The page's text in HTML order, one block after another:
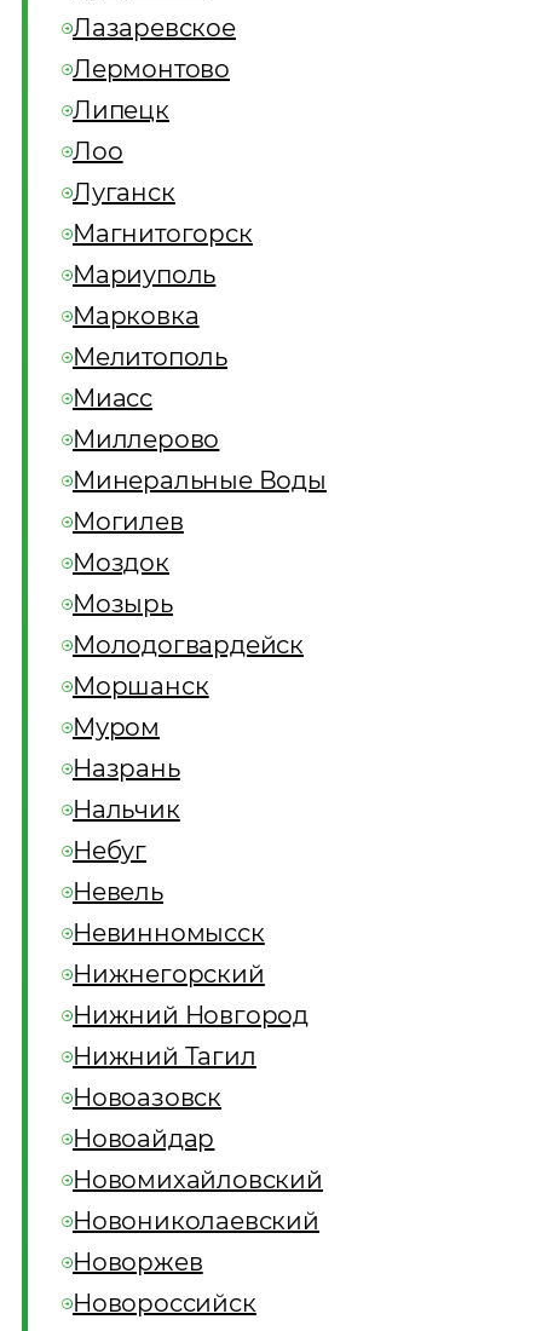
Лазаревское
Лермонтово
Липецк
Лоо
Луганск
Магнитогорск
Мариуполь
Марковка
Мелитополь
Миасс
Миллерово
Минеральные Воды
Могилев
Моздок
Мозырь
Молодогвардейск
Моршанск
Муром
Назрань
Нальчик
Небуг
Невель
Невинномысск
Нижнегорский
Нижний Новгород
Нижний Тагил
Новоазовск
Новоайдар
Новомихайловский
Новониколаевский
Новоржев
Новороссийск